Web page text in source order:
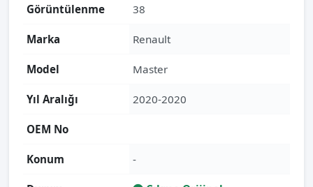
Görüntülenme 38
Marka Renault
Model Master
Yıl Aralığı 2020-2020
OEM No
Konum -